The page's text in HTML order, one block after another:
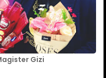
Gizi